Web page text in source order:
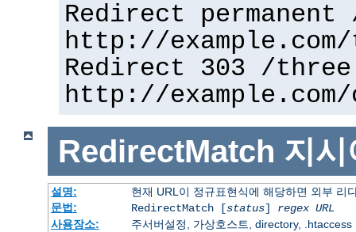
Redirect permanent
http://example.com/
Redirect 303 /three
http://
RedirectMatch 지시
설명:
현재 URL이 정규표현식에 해당하면 외부 리
문법:
RedirectMatch [status] regex URL
사용장소:
주서버설정, 가상호스트, directory, .htaccess